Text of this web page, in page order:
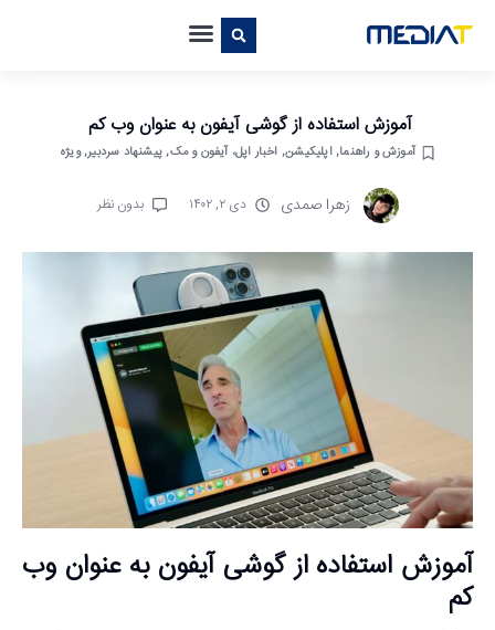
آموزش استفاده از گوشی آیفون به عنوان وب کم
آموزش و راهنما,اپلیکیشن‌, اخبار اپل، آیفون و مک,پیشنهاد سردبیر,ویژه
زهرا صمدی دی ۲, ۱۴۰۲ بدون نظر
آموزش استفاده از گوشی آیفون به عنوان وب
کم